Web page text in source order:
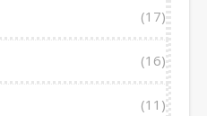
(17)
(16)
(11)